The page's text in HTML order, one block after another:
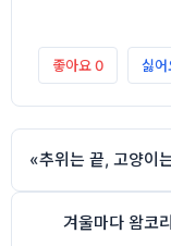
좋아요0 싫어
«추위는 끝, 고양이
겨울마다 왐코